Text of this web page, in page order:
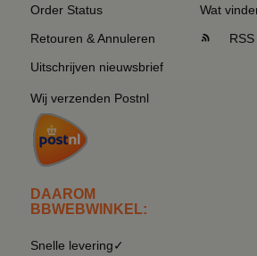
Order Status
Retouren & Annuleren
Uitschrijven nieuwsbrief
Wij verzenden Postnl
DAAROM
BBWEBWINKEL:
Snelle levering✓
Wat
RSS